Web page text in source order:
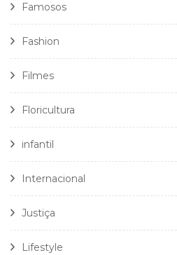
Famosos
Fashion
Filmes
Floricultura
infantil
Internacional
Justiça
Lifestyle